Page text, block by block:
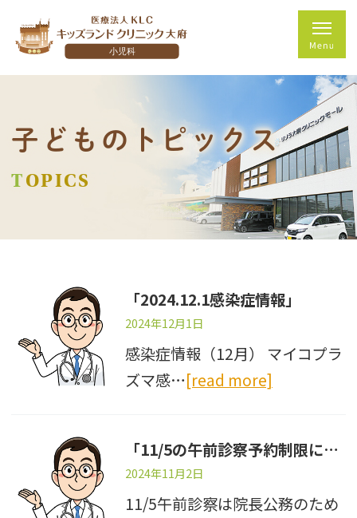
子どものトピックス
TOPICS
「2024.12.1感染症情報」
2024年12月1日
感染症情報（12月） マイコプラ
ズマ感…[read more]
「11/5の午前診察予約制限について」
2024年11月2日
11/5午前診察は院長公務のため